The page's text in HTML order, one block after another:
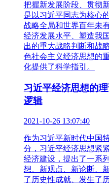
把握新发展阶段、贯彻
是以习近平同志为核心
战略全局和世界百年未
经济发展水平、塑造我
出的重大战略判断和战
色社会主义经济思想的
化提供了科学指引。
习近平经济思想的
逻辑
2021-10-26 13:07:40
作为习近平新时代中国
分，习近平经济思想紧
经济建设，提出了一系
想、新观点、新论断、
了历史性成就、发生了